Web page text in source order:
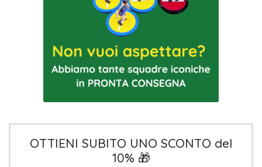
OTTIENI SUBITO UNO SCONTO del
10% 🎁